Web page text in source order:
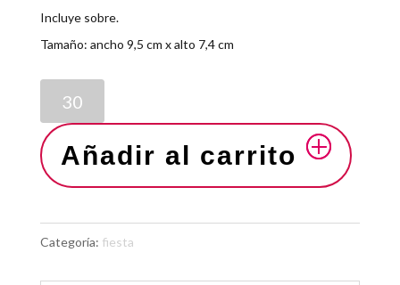
Incluye sobre.
Tamaño: ancho 9,5 cm x alto 7,4 cm
Añadir al carrito
Categoría: fiesta